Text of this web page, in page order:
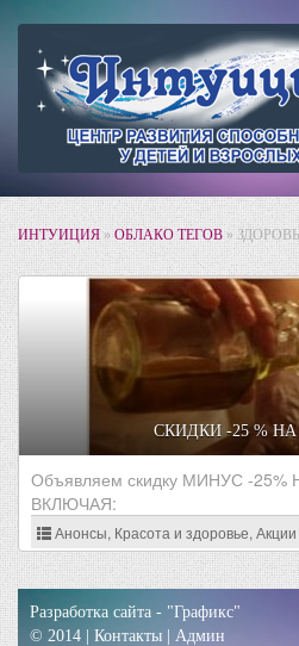
ИНТУИЦИЯ»ОБЛАКО ТЕГОВ»
СКИДКИ -25 %
Объявляем скидку МИНУС -
ВКЛЮЧАЯ:
Анонсы, Красота и здоровье, Акции
Разработка сайта - "Графикс"
© 2014 | Контакты | Админ